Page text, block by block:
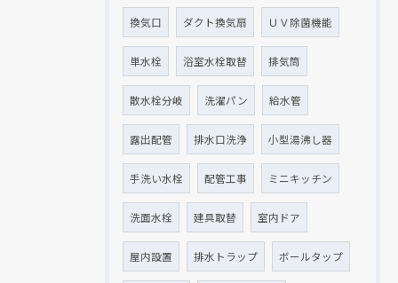
換気口 ダクト換気扇 ＵＶ除菌機能
単水栓 浴室水栓取替 排気筒
散水栓分岐 洗濯パン 給水管
露出配管 排水口洗浄 小型湯沸し器
手洗い水栓 配管工事 ミニキッチン
洗面水栓 建具取替 室内ドア
屋内設置 排水トラップ ボールタップ